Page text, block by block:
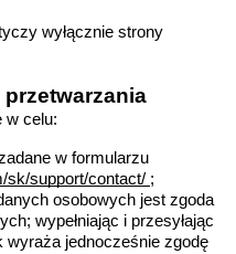
wyłącznie strony
w celu:
w formularzu
sk/support/contact/ ;
osobowych jest zgoda
wypełniając i przesyłając
jednocześnie zgodę